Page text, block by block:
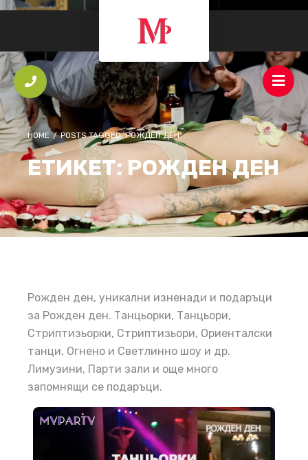
HOME / POSTS TAGGED "РОЖДЕН ДЕН"
ЕТИКЕТ: РОЖДЕН ДЕН
Рожден ден, уникални изненади и подаръци
за Рожден ден. Танцьорки, Танцьори,
Стриптизьорки, Стриптизьори, Ориенталски
танци, Огнено и Светлинно шоу и др.
Лимузини, Парти зали и още много
запомнящи се подаръци.